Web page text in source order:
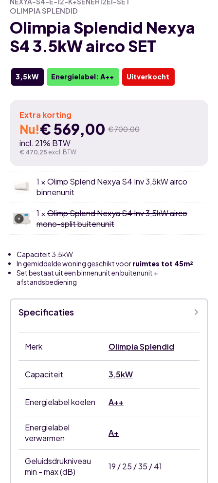
OLIMPIA SPLENDID
Olimpia Splendid Nexya
S4 3.5kW airco SET
3,5kW Energielabel: A++ Uitverkocht
Extra korting
Nu! €700,00
Oorspronkelijke
prijs
was:
€ 700,00.
€569,00
Huidige
prijs
is:
€ 569,00.
incl. 21% BTW
€ 470,25 excl. BTW
1 × Olimp Splend Nexya S4 Inv 3,5kW airco
binnenunit
1 ×Olimp Splend Nexya S4 Inv 3,5kW airco
mono-split buitenunit
Capaciteit 3.5kW
In gemiddelde woning geschikt voorruimtes tot 45m²
Set bestaat uit een binnenunit en buitenunit +
afstandsbediening
Specificaties
Merk Olimpia Splendid
Capaciteit 3,5kW
Energielabel koelen A++
Energielabel
verwarmen
A+
Geluidsdrukniveau
min - max (dB)
19 / 25 / 35 / 41